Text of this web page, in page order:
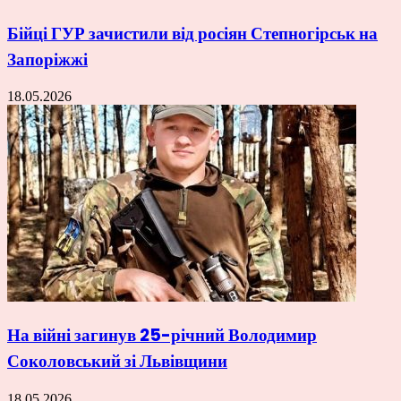
Бійці ГУР зачистили від росіян Степногірськ на
Запоріжжі
18.05.2026
На війні загинув 25-річний Володимир
Соколовський зі Львівщини